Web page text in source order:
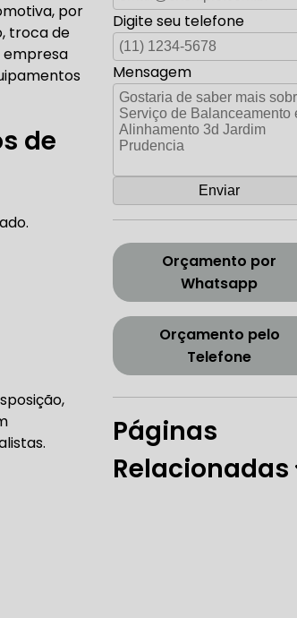
CORREIA DENTADA RANGE ROVER
DENTADA DISCOVERY
CORREIA DENTADA ZONA SUL
REPARO
por
troca de
empresa
de
Digite seu telefone
Mensagem
Orçamento por
Whatsapp
Orçamento pelo
Telefone
Páginas
Relacionadas